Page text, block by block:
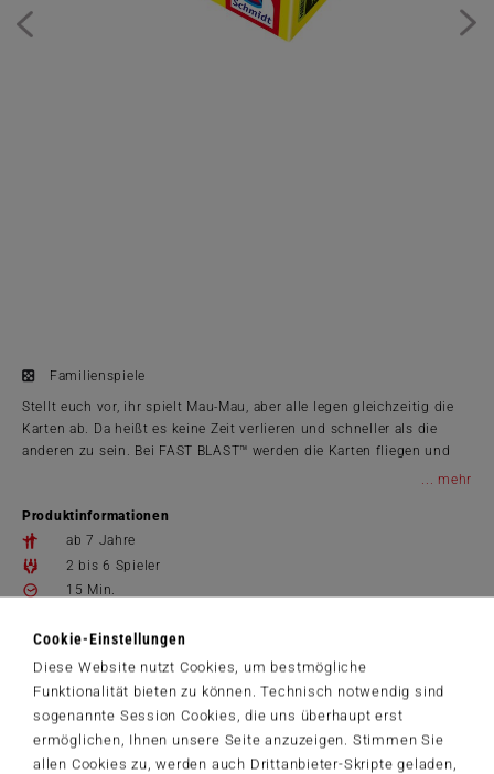
Cookie-Einstellungen
Diese Website nutzt Cookies, um bestmögliche
Funktionalität bieten zu können. Technisch notwendig sind
sogenannte Session Cookies, die uns überhaupt erst
ermöglichen, Ihnen unsere Seite anzuzeigen. Stimmen Sie
allen Cookies zu, werden auch Drittanbieter-Skripte geladen,
Familienspiele
Stellt euch vor, ihr spielt Mau-Mau, aber alle legen gleichzeitig die
Karten ab. Da heißt es keine Zeit verlieren und schneller als die
anderen zu sein. Bei FAST BLAST™ werden die Karten fliegen und
Produktinformationen
ab 7 Jahre
2 bis 6 Spieler
15 Min.
78810_Fast_Blast_DE.pdf
12,99 €
Zum Shop